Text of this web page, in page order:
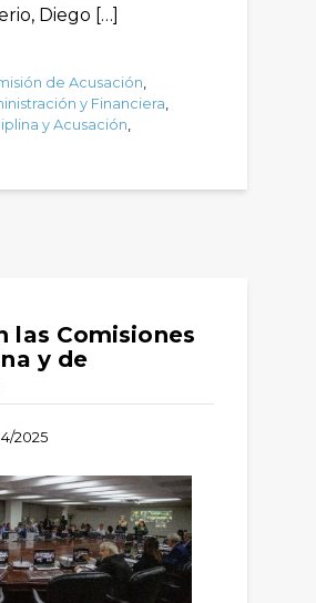
Diego […]
de Acusación
y Financiera
y Acusación
las Comisiones
y de
2025